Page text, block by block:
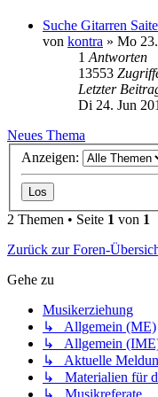
Suche Gitarren
von kontra » Mo
1 Antworten
13553
Letzter
Di 24. Jun
Neues Thema
Anzeigen:
2 Themen • Seite 1 von 1
Zurück zur Foren-
Gehe zu
Musikerziehung
↳ Allgemein (ME)
↳ Allgemein
↳ Aktuelle
↳ Materialien für